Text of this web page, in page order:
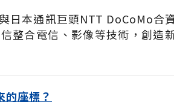
日本通訊巨頭NTT DoCoMo合
整合電信、影像等技術，創造
的座標？